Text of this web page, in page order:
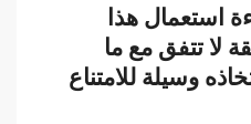
استعمال هذا
لا تتفق مع ما
وسيلة للامتناع